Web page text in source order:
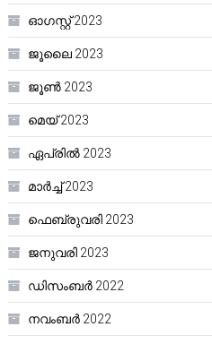
ഓഗസ്റ്റ്‌ 2023
ജൂലൈ 2023
ജൂൺ 2023
മെയ്‌ 2023
ഏപ്രിൽ 2023
മാർച്ച്‌ 2023
ഫെബ്രുവരി 2023
ജനുവരി 2023
ഡിസംബർ 2022
നവംബർ 2022